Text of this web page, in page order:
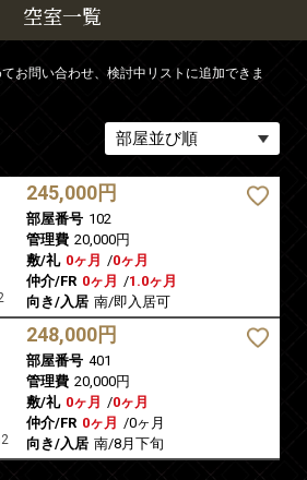
空室一覧
お問い合わせ、検討中リストに追加できま
245,000円
部屋番号 102
管理費 20,000円
敷/礼 0ヶ月 /0ヶ月
仲介/FR 0ヶ月 /1.0ヶ月
向き/入居 南/即入居可
248,000円
部屋番号 401
管理費 20,000円
敷/礼 0ヶ月 /0ヶ月
仲介/FR 0ヶ月 /0ヶ月
向き/入居 南/8月下旬